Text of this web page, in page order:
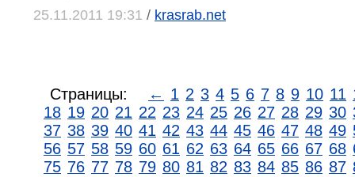
25.11.2011 19:31 / krasrab.net
Страницы: ← 1 2 3 4 5 6 7 8 9 10 11
18 19 20 21 22 23 24 25 26 27 28 29 30
37 38 39 40 41 42 43 44 45 46 47 48 49
56 57 58 59 60 61 62 63 64 65 66 67 68
75 76 77 78 79 80 81 82 83 84 85 86 87